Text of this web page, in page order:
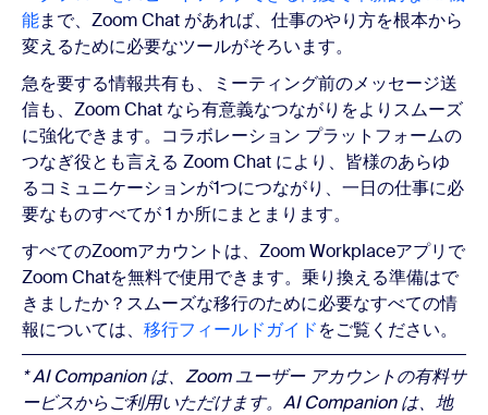
能まで、Zoom Chat があれば、仕事のやり方を根本から
変えるために必要なツールがそろいます。
急を要する情報共有も、ミーティング前のメッセージ送
信も、Zoom Chat なら有意義なつながりをよりスムーズ
に強化できます。コラボレーション プラットフォームの
つなぎ役とも言える Zoom Chat により、皆様のあらゆ
るコミュニケーションが1つにつながり、一日の仕事に必
要なものすべてが 1 か所にまとまります。
すべてのZoomアカウントは、Zoom Workplaceアプリで
Zoom Chatを無料で使用できます。乗り換える準備はで
きましたか？スムーズな移行のために必要なすべての情
報については、 移行フィールドガイドをご覧ください。
* AI Companion は、Zoom ユーザー アカウントの有料サ
ービスからご利用いただけます。AI Companion は、地